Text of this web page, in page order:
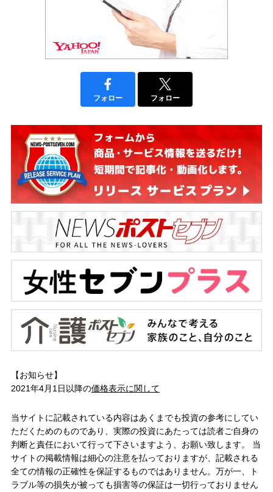
フォロー フォロー
【お知らせ】
2021年4月1日以降の価格表示に関して
当サイトに記載されている内容はあくまでも投資の参考にしてい
ただくためのものであり、実際の投資にあたっては読者ご自身の
判断と責任において行って下さいますよう、お願い致します。 当
サイトの掲載情報は細心の注意を払っておりますが、記載される
全ての情報の正確性を保証するものではありません。万が一、ト
ラブル等の損失が被っても損害等の保証は一切行っておりません